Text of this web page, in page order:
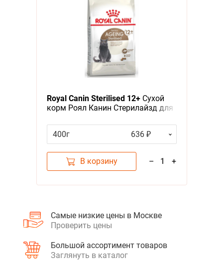
Royal Canin Sterilised 12+Сухой
корм Роял Канин Стерилайзд для
Стерилизованных кошек старше
12 лет
400г 636 ₽
В корзину – 1 +
Самые низкие цены в Москве
Проверить цены
Большой ассортимент товаров
Заглянуть в каталог